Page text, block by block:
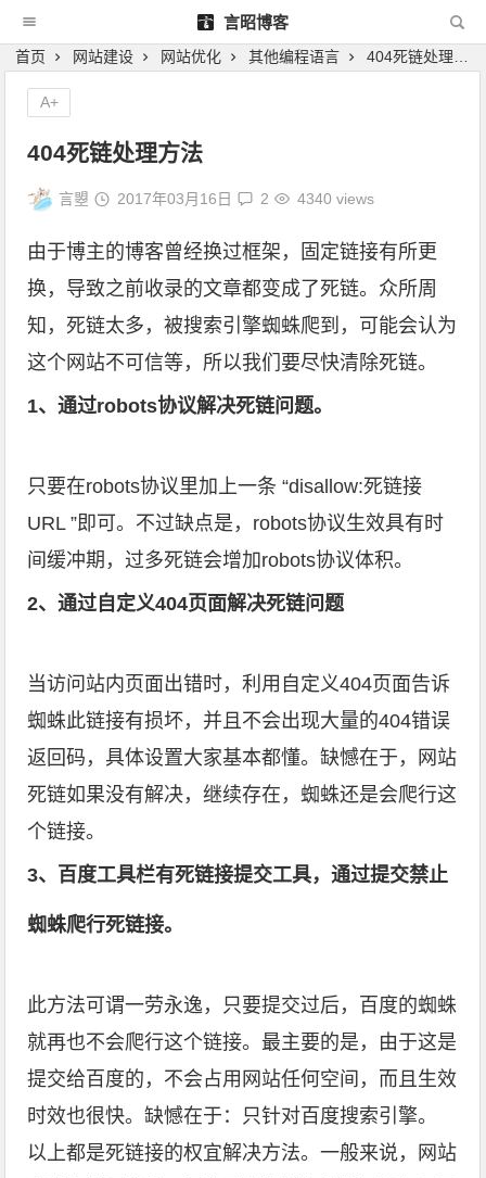
言昭博客
首页 网站建设 网站优化 其他编程语言 404死链处理方法
404死链处理方法
言曌 2017年03月16日 2 4340 views
由于博主的博客曾经换过框架，固定链接有所更
换，导致之前收录的文章都变成了死链。众所周
知，死链太多，被搜索引擎蜘蛛爬到，可能会认为
这个网站不可信等，所以我们要尽快清除死链。
1、通过robots协议解决死链问题。
只要在robots协议里加上一条 “disallow:死链接
URL ”即可。不过缺点是，robots协议生效具有时
间缓冲期，过多死链会增加robots协议体积。
2、通过自定义404页面解决死链问题
当访问站内页面出错时，利用自定义404页面告诉
蜘蛛此链接有损坏，并且不会出现大量的404错误
返回码，具体设置大家基本都懂。缺憾在于，网站
死链如果没有解决，继续存在，蜘蛛还是会爬行这
个链接。
3、百度工具栏有死链接提交工具，通过提交禁止
蜘蛛爬行死链接。
此方法可谓一劳永逸，只要提交过后，百度的蜘蛛
就再也不会爬行这个链接。最主要的是，由于这是
提交给百度的，不会占用网站任何空间，而且生效
时效也很快。缺憾在于：只针对百度搜索引擎。
以上都是死链接的权宜解决方法。一般来说，网站
A+